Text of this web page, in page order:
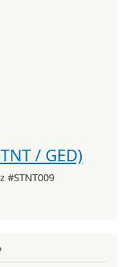
/ GED)
#STNT009